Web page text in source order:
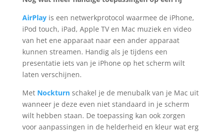
AirPlayis een netwerkprotocol waarmee de iPhone,
iPod touch, iPad, Apple TV en Mac muziek en video
van het ene apparaat naar een ander apparaat
kunnen streamen. Handig als je tijdens een
presentatie iets van je iPhone op het scherm wilt
laten verschijnen.
Met Nockturnschakel je de menubalk van je Mac uit
wanneer je deze even niet standaard in je scherm
wilt hebben staan. De toepassing kan ook zorgen
voor aanpassingen in de helderheid en kleur wat erg